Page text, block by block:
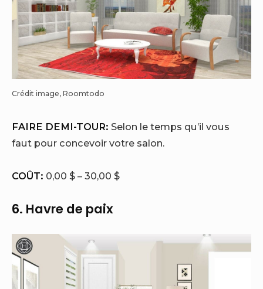
Crédit image, Roomtodo
FAIRE DEMI-TOUR: Selon le temps qu’il vous
faut pour concevoir votre salon.
COÛT: 0,00 $ – 30,00 $
6. Havre de paix